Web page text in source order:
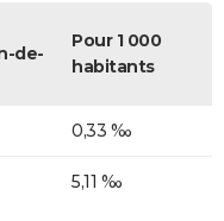
de-
Pour 1 000
habitants
0,33 ‰
5,11 ‰